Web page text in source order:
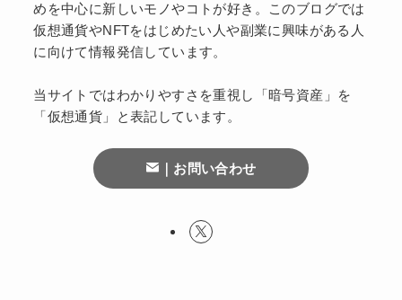
めを中心に新しいモノやコトが好き。このブログでは
仮想通貨やNFTをはじめたい人や副業に興味がある人
に向けて情報発信しています。
当サイトではわかりやすさを重視し「暗号資産」を
「仮想通貨」と表記しています。
｜お問い合わせ